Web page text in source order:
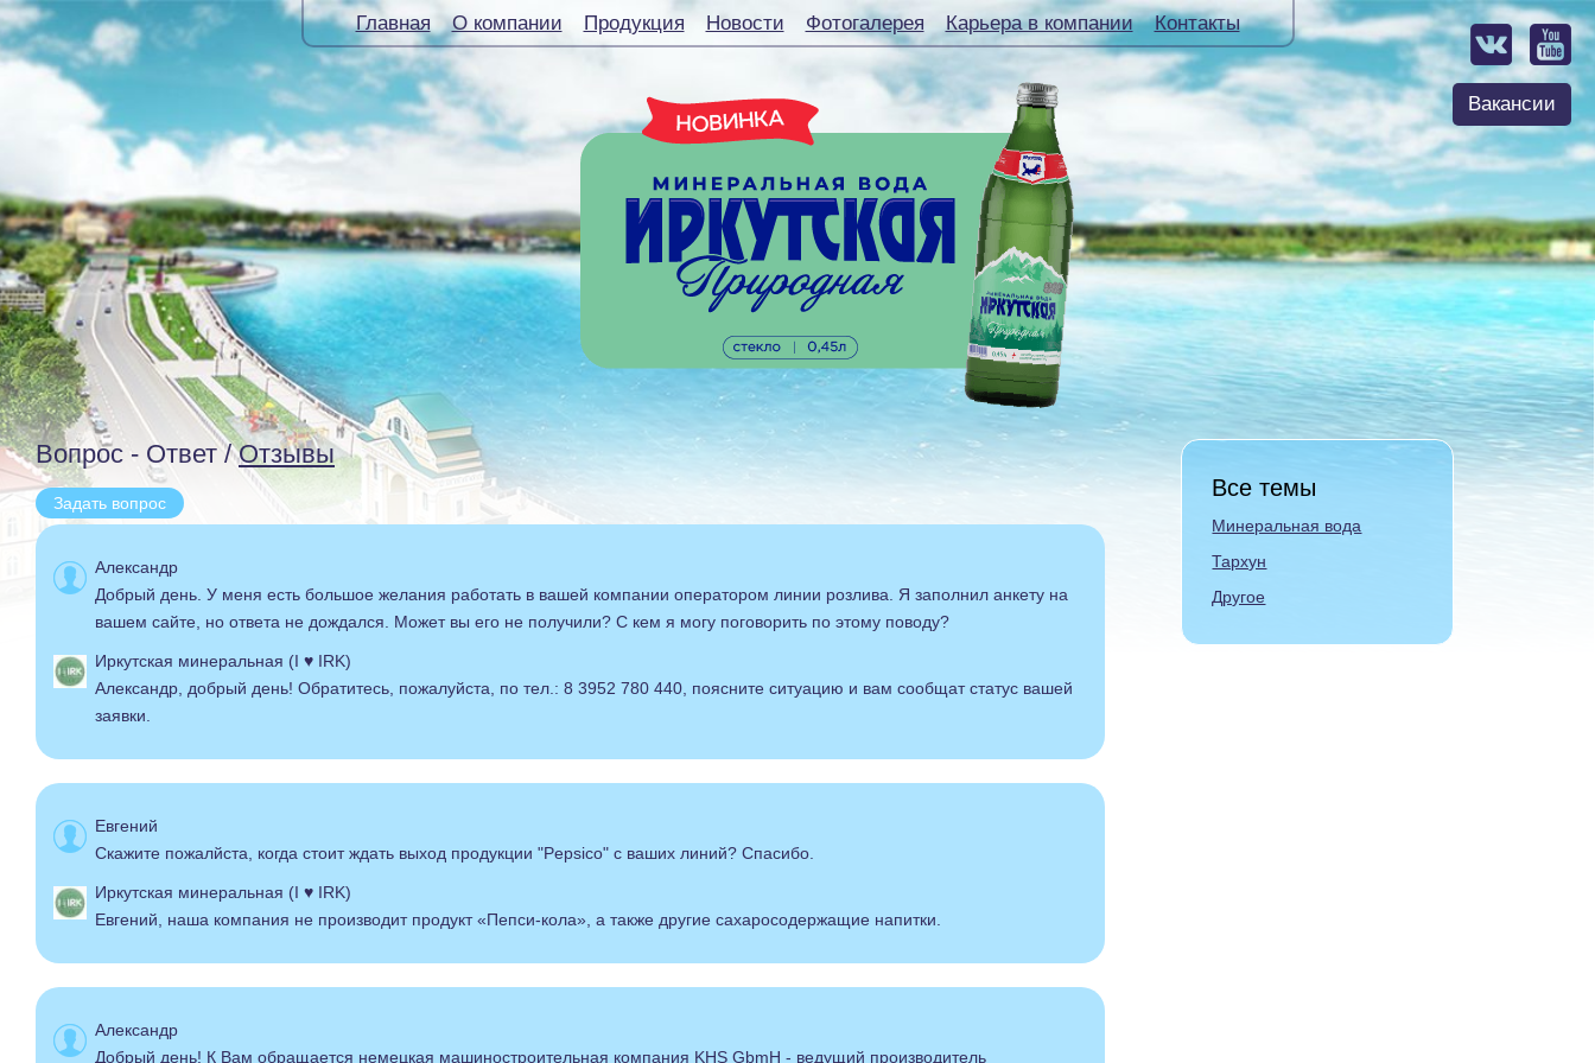
Главная О компании Продукция Новости Фотогалерея Карьера в компании Контакты
Вакансии
Все темы
Минеральная вода
Тархун
Другое
Вопрос - Ответ /Отзывы
Задать вопрос
Александр
Добрый день. У меня есть большое желания работать в вашей компании оператором линии розлива. Я заполнил анкету на
вашем сайте, но ответа не дождался. Может вы его не получили? С кем я могу поговорить по этому поводу?
Иркутская минеральная (I ♥ IRK)
Александр, добрый день! Обратитесь, пожалуйста, по тел.: 8 3952 780 440, поясните ситуацию и вам сообщат статус вашей
заявки.
Евгений
Скажите пожалйста, когда стоит ждать выход продукции "Pepsico" с ваших линий? Спасибо.
Иркутская минеральная (I ♥ IRK)
Евгений, наша компания не производит продукт «Пепси-кола», а также другие сахаросодержащие напитки.
Александр
Добрый день! К Вам обращается немецкая машиностроительная компания KHS GbmH - ведущий производитель